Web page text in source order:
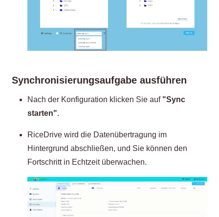
Synchronisierungsaufgabe ausführen
Nach der Konfiguration klicken Sie auf "Sync
starten".
RiceDrive wird die Datenübertragung im
Hintergrund abschließen, und Sie können den
Fortschritt in Echtzeit überwachen.